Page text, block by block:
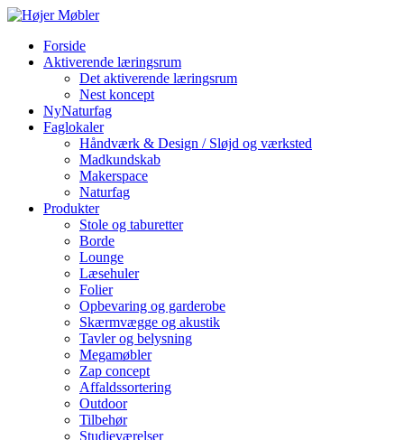
Forside
Aktiverende læringsrum
Det aktiverende læringsrum
Nest koncept
NyNaturfag
Faglokaler
Håndværk & Design / Sløjd og værksted
Madkundskab
Makerspace
Naturfag
Produkter
Stole og taburetter
Borde
Lounge
Læsehuler
Folier
Opbevaring og garderobe
Skærmvægge og akustik
Tavler og belysning
Megamøbler
Zap concept
Affaldssortering
Outdoor
Tilbehør
Studieværelser